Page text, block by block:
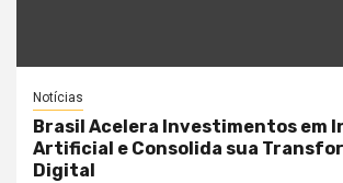
Notícias
Brasil Acelera Investimentos em
Artificial e Consolida sua
Digital